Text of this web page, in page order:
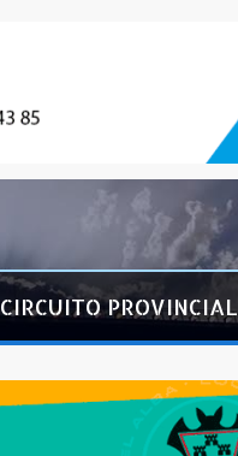
CIRCUITO PROVINCIAL